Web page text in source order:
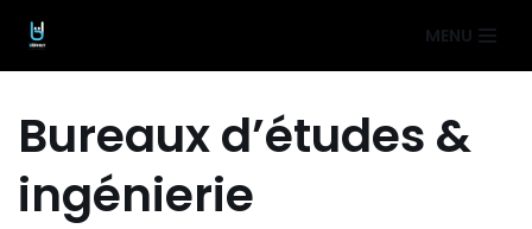
Aller
au
MENU
Bureaux d’études &
ingénierie